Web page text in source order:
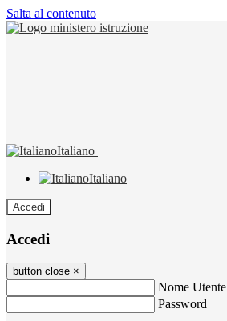
Salta al contenuto
Italiano
Italiano
Accedi
Accedi
button close ×
Nome Utente
Password